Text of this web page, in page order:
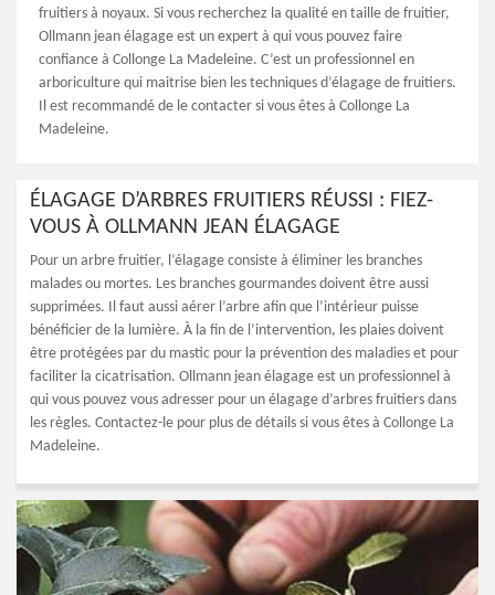
fruitiers à noyaux. Si vous recherchez la qualité en taille de fruitier,
Ollmann jean élagage est un expert à qui vous pouvez faire
confiance à Collonge La Madeleine. C’est un professionnel en
arboriculture qui maitrise bien les techniques d’élagage de fruitiers.
Il est recommandé de le contacter si vous êtes à Collonge La
Madeleine.
ÉLAGAGE D’ARBRES FRUITIERS RÉUSSI : FIEZ-
VOUS À OLLMANN JEAN ÉLAGAGE
Pour un arbre fruitier, l’élagage consiste à éliminer les branches
malades ou mortes. Les branches gourmandes doivent être aussi
supprimées. Il faut aussi aérer l’arbre afin que l’intérieur puisse
bénéficier de la lumière. À la fin de l’intervention, les plaies doivent
être protégées par du mastic pour la prévention des maladies et pour
faciliter la cicatrisation. Ollmann jean élagage est un professionnel à
qui vous pouvez vous adresser pour un élagage d’arbres fruitiers dans
les règles. Contactez-le pour plus de détails si vous êtes à Collonge La
Madeleine.